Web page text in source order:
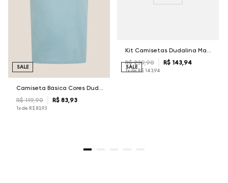
R$ 119,90 R$ 83, 93
1x de R$ 83,93
SALE
Kit Camisetas Dudalina Masculina
R$ 239,90 R$ 143,94
1x deR$ 143,94
SALE